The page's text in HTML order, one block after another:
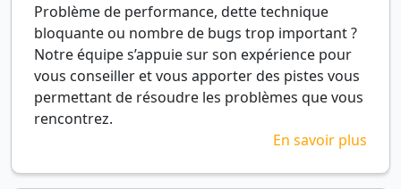
Problème de performance, dette technique
bloquante ou nombre de bugs trop important ?
Notre équipe s’appuie sur son expérience pour
vous conseiller et vous apporter des pistes vous
permettant de résoudre les problèmes que vous
rencontrez.
En savoir plus